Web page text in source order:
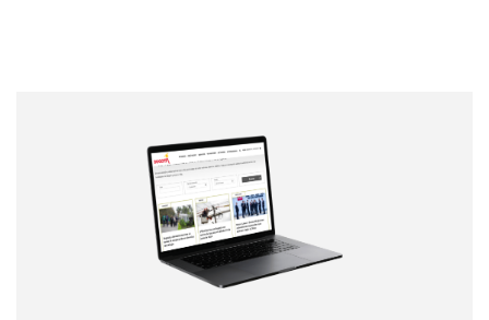
Correo electrónico
Tipo de comentario